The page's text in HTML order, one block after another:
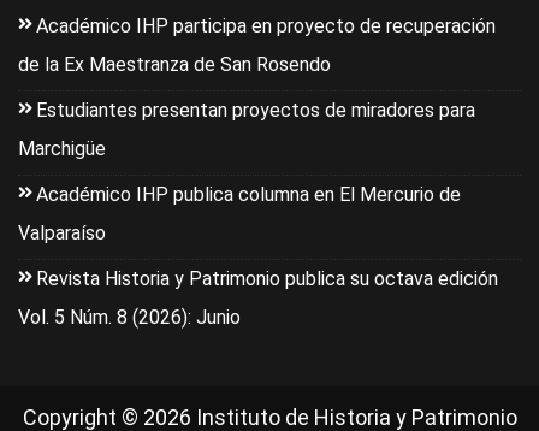
Académico IHP participa en proyecto de recuperación
de la Ex Maestranza de San Rosendo
Estudiantes presentan proyectos de miradores para
Marchigüe
Académico IHP publica columna en El Mercurio de
Valparaíso
Revista Historia y Patrimonio publica su octava edición
Vol. 5 Núm. 8 (2026): Junio
Copyright © 2026 Instituto de Historia y Patrimonio